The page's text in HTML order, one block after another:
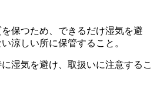
保つため、できるだけ湿気を避
涼しい所に保管すること。
湿気を避け、取扱いに注意するこ